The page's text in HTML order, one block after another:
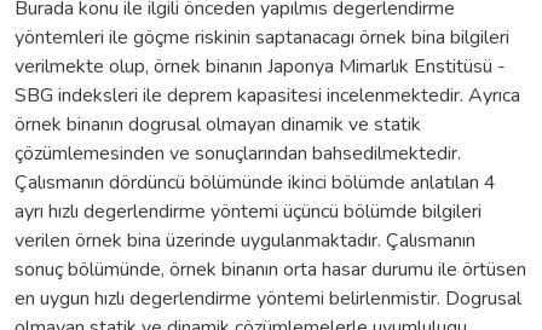
Burada konu ile ilgili önceden yapılmıs degerlendirme
yöntemleri ile göçme riskinin saptanacagı örnek bina bilgileri
verilmekte olup, örnek binanın Japonya Mimarlık Enstitüsü -
SBG indeksleri ile deprem kapasitesi incelenmektedir. Ayrıca
örnek binanın dogrusal olmayan dinamik ve statik
çözümlemesinden ve sonuçlarından bahsedilmektedir.
Çalısmanın dördüncü bölümünde ikinci bölümde anlatılan 4
ayrı hızlı degerlendirme yöntemi üçüncü bölümde bilgileri
verilen örnek bina üzerinde uygulanmaktadır. Çalısmanın
sonuç bölümünde, örnek binanın orta hasar durumu ile örtüsen
en uygun hızlı degerlendirme yöntemi belirlenmistir. Dogrusal